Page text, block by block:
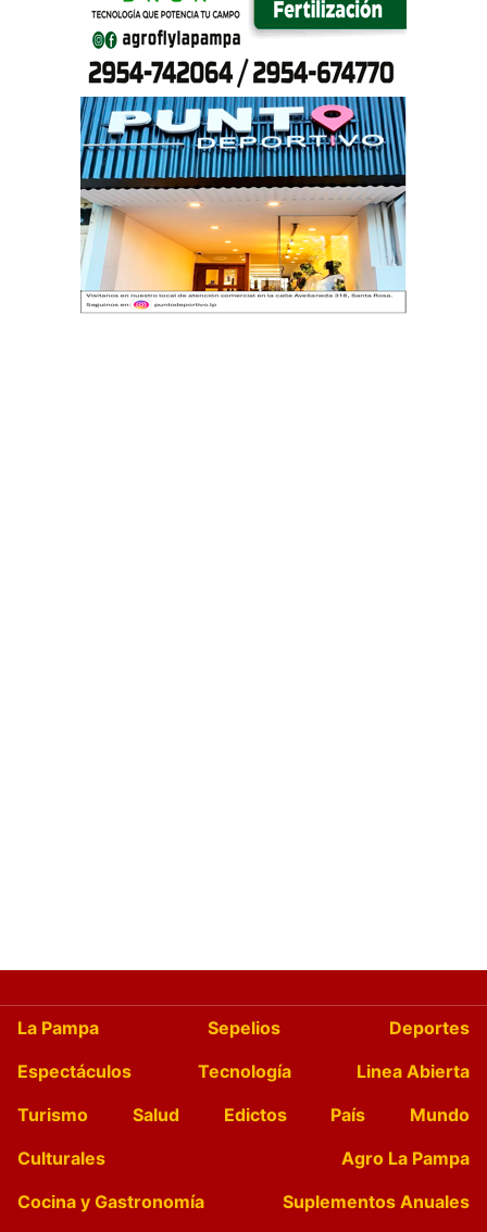
La Pampa Sepelios
Deportes
Espectáculos
Tecnología
Linea Abierta
Turismo
Salud Edictos País
Mundo
Culturales
Agro La Pampa
Cocina y Gastronomía
Suplementos Anuales